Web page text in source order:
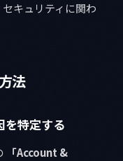
セキュリティに関わ
法
を特定する
「Account &